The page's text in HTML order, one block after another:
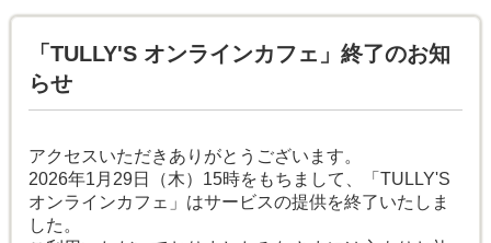
「TULLY'S オンラインカフェ」終了のお知
らせ
アクセスいただきありがとうございます。
2026年1月29日（木）15時をもちまして、「TULLY'S
オンラインカフェ」はサービスの提供を終了いたしま
した。